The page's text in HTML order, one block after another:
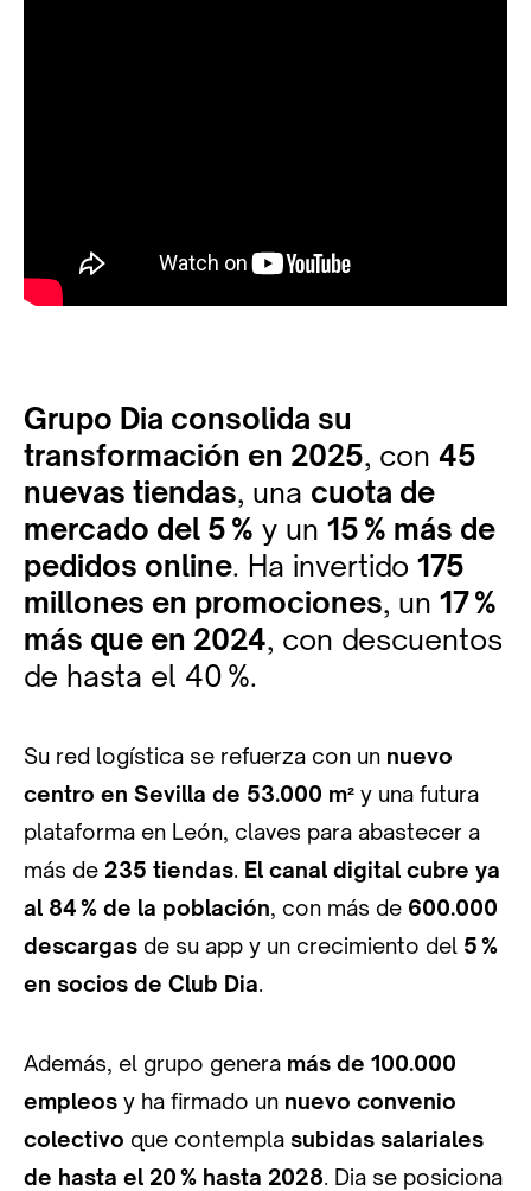
Grupo Dia consolida su
transformación en 2025, con 45
nuevas tiendas, una cuota de
mercado del 5 % y un 15 % más de
pedidos online. Ha invertido 175
millones en promociones, un 17%
más que en 2024, con descuentos
de hasta el 40 %.
Su red logística se refuerza con un nuevo
centro en Sevilla de 53.000 m² y una futura
plataforma en León, claves para abastecer a
más de 235 tiendas. El canal digital cubre ya
al 84% de la población, con más de 600.000
descargas de su app y un crecimiento del 5%
en socios de Club Dia.
Además, el grupo genera más de 100.000
empleos y ha firmado un nuevo convenio
colectivo que contempla subidas salariales
de hasta el 20% hasta 2028. Dia se posiciona